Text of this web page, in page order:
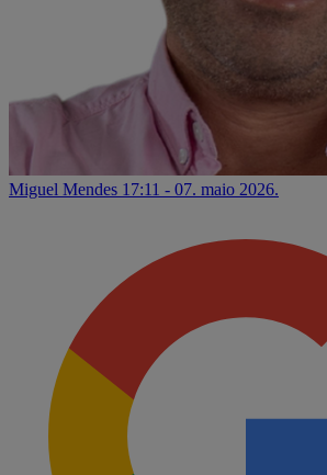
Miguel Mendes 17:11 - 07. maio 2026.